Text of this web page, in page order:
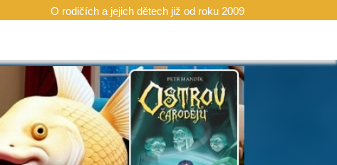
O rodičích a jejich dětech již od roku 2009